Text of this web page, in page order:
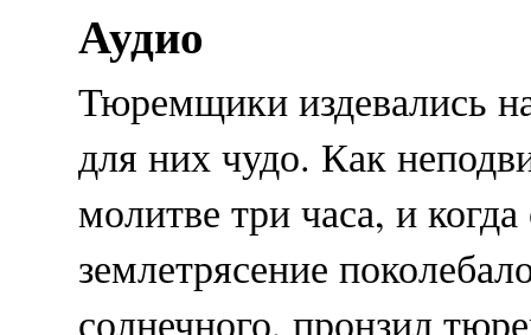
Аудио
Тюремщики издевались
для них чудо. Как
молитве три часа, и
землетрясение
солнечного, пронзил